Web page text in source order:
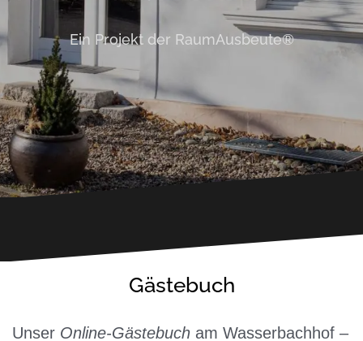
Ein Projekt der RaumAusbeute®
Gästebuch
Unser Online-Gästebuch am Wasserbachhof –